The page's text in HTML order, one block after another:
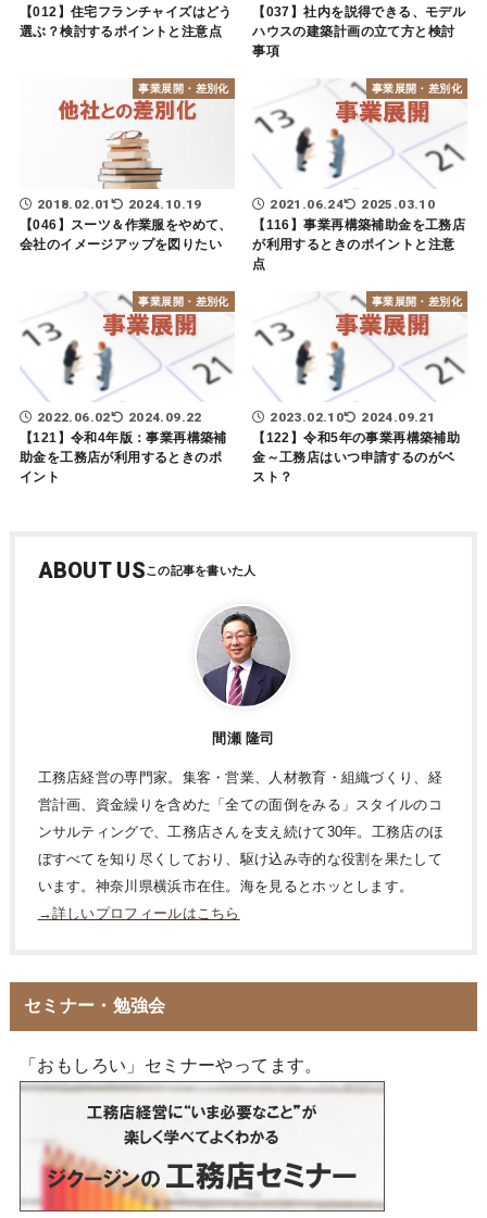
【012】住宅フランチャイズはどう
選ぶ？検討するポイントと注意点
【037】社内を説得できる、モデル
ハウスの建築計画の立て方と検討
事項
事業展開・差別化
2018.02.01
2024.10.19
【046】スーツ＆作業服をやめて、
会社のイメージアップを図りたい
事業展開・差別化
2021.06.24
2025.03.10
【116】事業再構築補助金を工務店
が利用するときのポイントと注意
点
事業展開・差別化
2022.06.02
2024.09.22
【121】令和4年版：事業再構築補
助金を工務店が利用するときのポ
イント
事業展開・差別化
2023.02.10
2024.09.21
【122】令和5年の事業再構築補助
金～工務店はいつ申請するのがベ
スト？
ABOUT US
間瀬 隆司
工務店経営の専門家。集客・営業、人材教育・組織づくり、経
営計画、資金繰りを含めた「全ての面倒をみる」スタイルのコ
ンサルティングで、工務店さんを支え続けて30年。工務店のほ
ぼすべてを知り尽くしており、駆け込み寺的な役割を果たして
います。神奈川県横浜市在住。海を見るとホッとします。
→詳しいプロフィールはこちら
セミナー・勉強会
「おもしろい」セミナーやってます。